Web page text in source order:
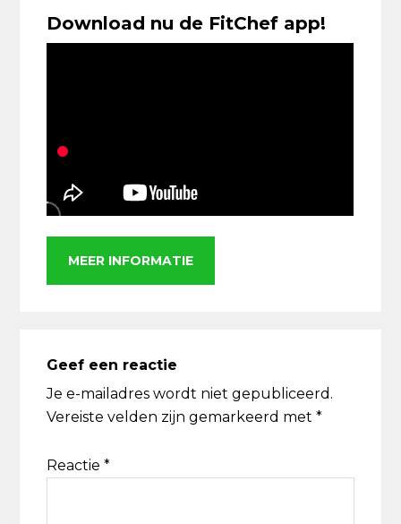
Download nu de FitChef app!
MEER INFORMATIE
Interacties
Geef een reactie
Je e-mailadres wordt niet gepubliceerd.
Vereiste velden zijn gemarkeerd met*
Reactie*